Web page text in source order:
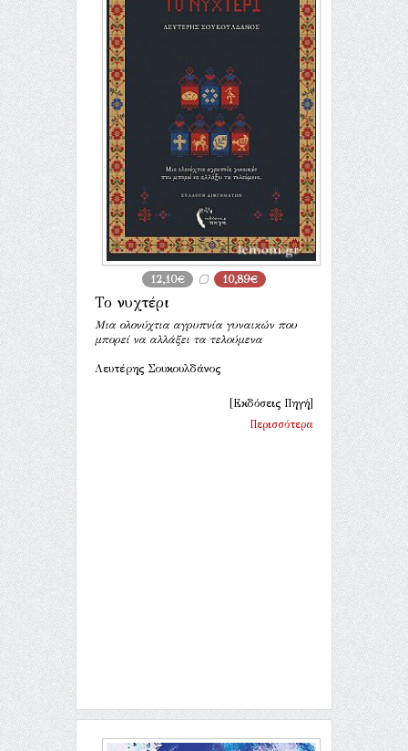
12,10€ 10,89€
Το νυχτέρι
Μια ολονύχτια αγρυπνία γυναικών που
μπορεί να αλλάξει τα τελούμενα
Λευτέρης Σουκουλδάνος
[Εκδόσεις Πηγή]
Περισσότερα